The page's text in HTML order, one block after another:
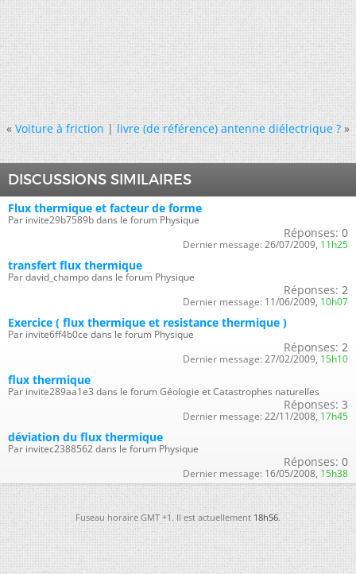
« Voiture à friction|livre (de référence) antenne diélectrique ? »
DISCUSSIONS SIMILAIRES
Flux thermique et facteur de forme
Par invite29b7589b dans le forum Physique
Réponses: 0
Dernier message: 26/07/2009, 11h25
transfert flux thermique
Par david_champo dans le forum Physique
Réponses: 2
Dernier message: 11/06/2009, 10h07
Exercice ( flux thermique et resistance thermique )
Par invite6ff4b0ce dans le forum Physique
Réponses: 2
Dernier message: 27/02/2009, 15h10
flux thermique
Par invite289aa1e3 dans le forum Géologie et Catastrophes naturelles
Réponses: 3
Dernier message: 22/11/2008, 17h45
déviation du flux thermique
Par invitec2388562 dans le forum Physique
Réponses: 0
Dernier message: 16/05/2008, 15h38
Fuseau horaire GMT +1. Il est actuellement18h56.